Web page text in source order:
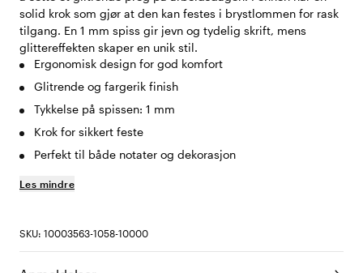
solid krok som gjør at den kan festes i brystlommen for rask
tilgang. En 1 mm spiss gir jevn og tydelig skrift, mens
glittereffekten skaper en unik stil.
Ergonomisk design for god komfort
Glitrende og fargerik finish
Tykkelse på spissen: 1 mm
Krok for sikkert feste
Perfekt til både notater og dekorasjon
Les mindre
SKU: 10003563-1058-10000